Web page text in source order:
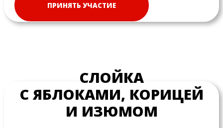
ПРИНЯТЬ УЧАСТИЕ
СЛОЙКА
С ЯБЛОКАМИ, КОРИЦЕЙ
И ИЗЮМОМ